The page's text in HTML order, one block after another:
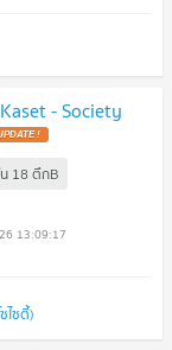
- Society
!
18 ตึกB
13:09:17
ไซตี้)